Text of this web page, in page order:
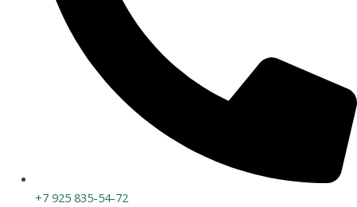
+7 925 835-54-72